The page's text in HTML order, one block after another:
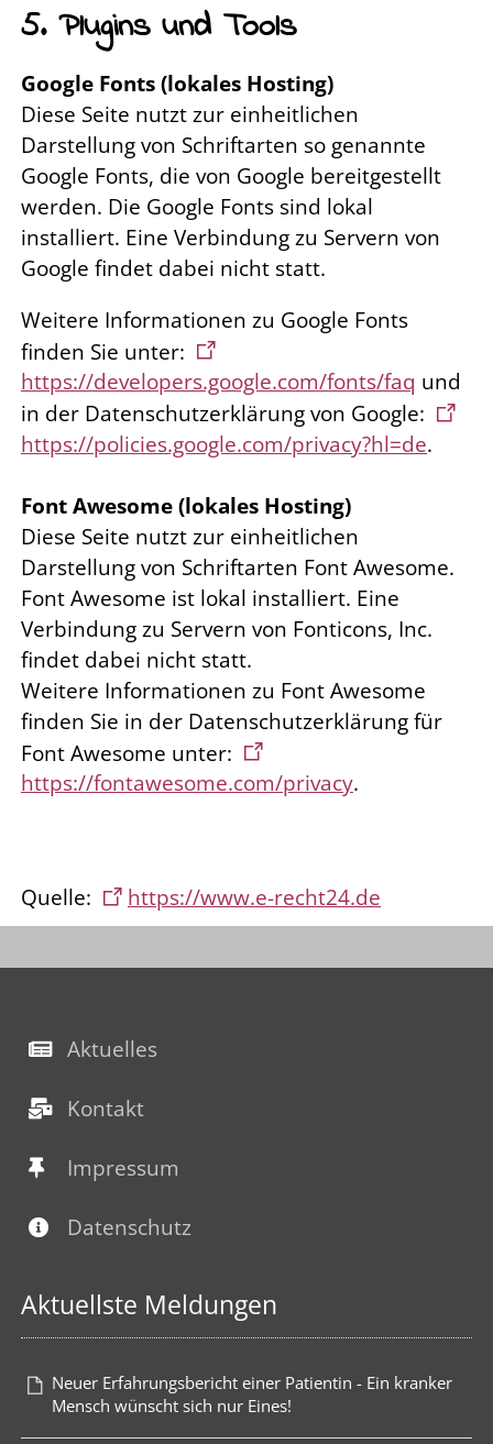
5. Plugins und Tools
Google Fonts (lokales Hosting)
Diese Seite nutzt zur einheitlichen
Darstellung von Schriftarten so genannte
Google Fonts, die von Google bereitgestellt
werden. Die Google Fonts sind lokal
installiert. Eine Verbindung zu Servern von
Google findet dabei nicht statt.
Weitere Informationen zu Google Fonts
finden Sie unter:
https://developers.google.com/fonts/faq und
in der Datenschutzerklärung von Google:
https://policies.google.com/privacy?hl=de.
Font Awesome (lokales Hosting)
Diese Seite nutzt zur einheitlichen
Darstellung von Schriftarten Font Awesome.
Font Awesome ist lokal installiert. Eine
Verbindung zu Servern von Fonticons, Inc.
findet dabei nicht statt.
Weitere Informationen zu Font Awesome
finden Sie in der Datenschutzerklärung für
Font Awesome unter:
https://fontawesome.com/privacy.
Quelle: https://www.e-recht24.de
Aktuelles
Kontakt
Impressum
Datenschutz
Aktuellste Meldungen
Neuer Erfahrungsbericht einer Patientin - Ein kranker
Mensch wünscht sich nur Eines!